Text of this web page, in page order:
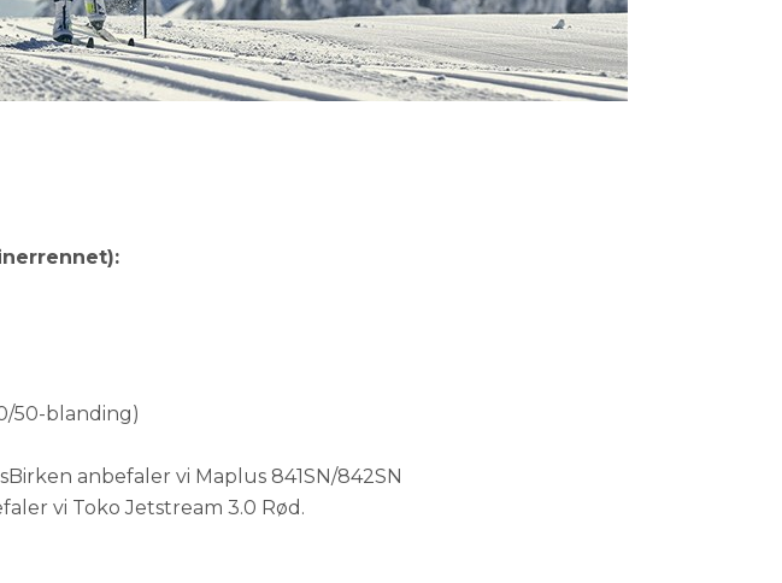
50-blanding)
anbefaler vi Maplus 841SN/842SN
vi Toko Jetstream 3.0 Rød.